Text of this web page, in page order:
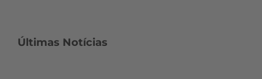
Últimas Notícias